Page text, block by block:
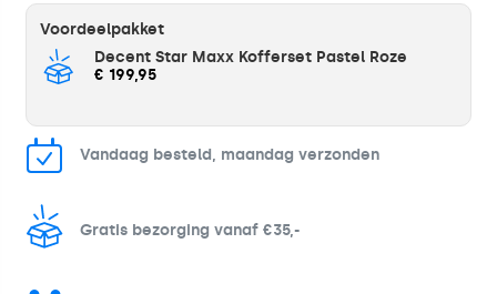
Voordeelpakket
Decent Star Maxx Kofferset Pastel Roze
€ 199,95
Vandaag besteld, maandag verzonden
Gratis bezorging vanaf €35,-